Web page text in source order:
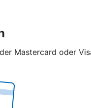
Mastercard oder